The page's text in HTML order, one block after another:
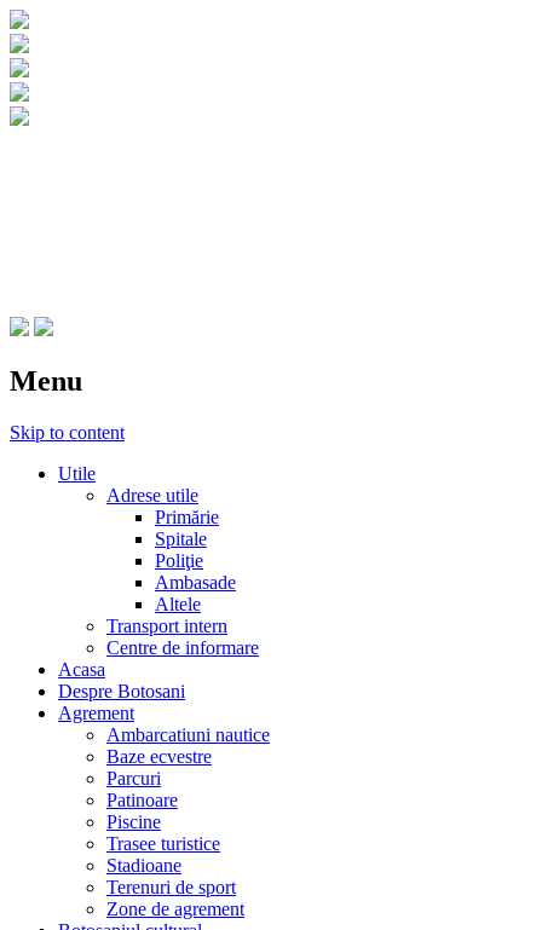
Menu
Skip to content
Utile
Adrese utile
Primărie
Spitale
Poliţie
Ambasade
Altele
Transport intern
Centre de informare
Acasa
Despre Botosani
Agrement
Ambarcatiuni nautice
Baze ecvestre
Parcuri
Patinoare
Piscine
Trasee turistice
Stadioane
Terenuri de sport
Zone de agrement